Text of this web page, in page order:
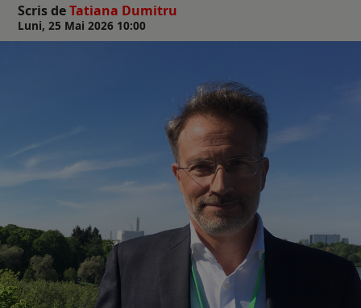
Scris deTatiana Dumitru
Luni, 25 Mai 2026 10:00